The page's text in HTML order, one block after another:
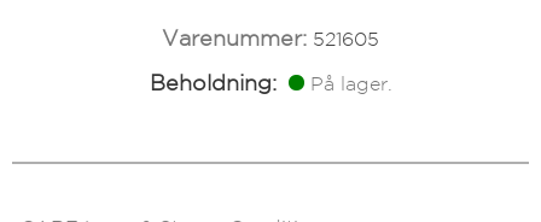
Varenummer: 521605
Beholdning: På lager.